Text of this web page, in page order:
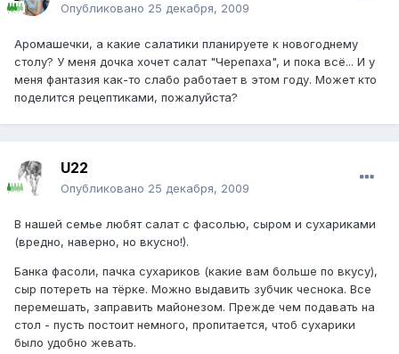
Опубликовано 25 декабря, 2009
Аромашечки, а какие салатики планируете к новогоднему
столу? У меня дочка хочет салат "Черепаха", и пока всё... И у
меня фантазия как-то слабо работает в этом году. Может кто
поделится рецептиками, пожалуйста?
U22
Опубликовано 25 декабря, 2009
В нашей семье любят салат с фасолью, сыром и сухариками
(вредно, наверно, но вкусно!).
Банка фасоли, пачка сухариков (какие вам больше по вкусу),
сыр потереть на тёрке. Можно выдавить зубчик чеснока. Все
перемешать, заправить майонезом. Прежде чем подавать на
стол - пусть постоит немного, пропитается, чтоб сухарики
было удобно жевать.